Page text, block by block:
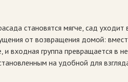
становятся мягче, сад
от возвращения домой:
входная группа превращается в
на удобной для